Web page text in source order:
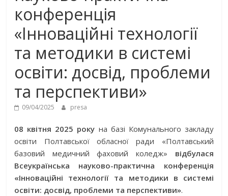
конференція
«Інноваційні технології
та методики в системі
освіти: досвід, проблеми
та перспективи»
09/04/2025 presa
08 квітня 2025 року на базі Комунального закладу
освіти Полтавської обласної ради «Полтавський
базовий медичний фаховий коледж» відбулася
Всеукраїнська науково-практична конференція
«Інноваційні технології та методики в системі
освіти: досвід, проблеми та перспективи».